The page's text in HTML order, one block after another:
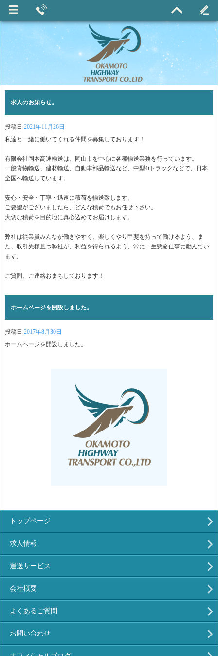
求人のお知らせ。
投稿日 2021年11月26日
私達と一緒に働いてくれる仲間を募集しております！
有限会社岡本高速輸送は、岡山市を中心に各種輸送業務を行っています。
一般貨物輸送、建材輸送、自動車部品輸送など、中型4tトラックなどで、日本
全国へ輸送しています。
安心・安全・丁寧・迅速に積荷を輸送致します。
ご要望がございましたら、どんな積荷でもお任せ下さい。
大切な積荷を目的地に真心込めてお届けします。
弊社は従業員みんなが働きやすく、楽しくやり甲斐を持って働けるよう、ま
た、取引先様且つ弊社が、利益を得られるよう、常に一生懸命仕事に励んでい
ます。
ご質問、ご連絡おまちしております！
ホームページを開設しました。
投稿日 2017年8月30日
ホームページを開設しました。
トップページ
求人情報
運送サービス
会社概要
よくあるご質問
お問い合わせ